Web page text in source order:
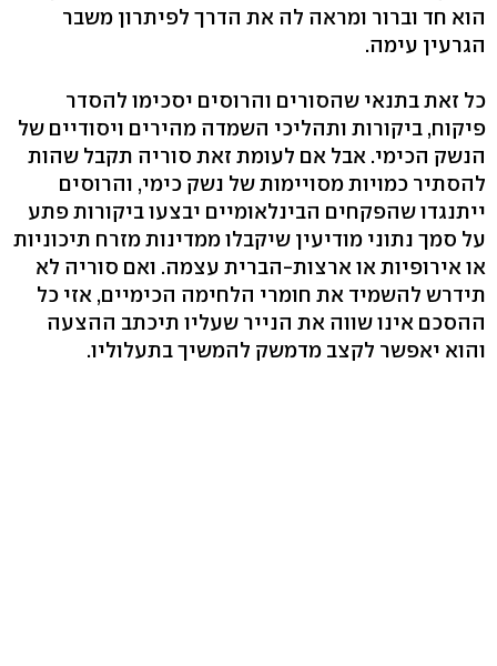
הוא חד וברור ומראה לה את הדרך לפיתרון משבר
הגרעין עימה.
כל זאת בתנאי שהסורים והרוסים יסכימו להסדר
פיקוח, ביקורות ותהליכי השמדה מהירים ויסודיים של
הנשק הכימי. אבל אם לעומת זאת סוריה תקבל שהות
להסתיר כמויות מסויימות של נשק כימי, והרוסים
ייתנגדו שהפקחים הבינלאומיים יבצעו ביקורות פתע
על סמך נתוני מודיעין שיקבלו ממדינות מזרח תיכוניות
או אירופיות או ארצות-הברית עצמה. ואם סוריה לא
תידרש להשמיד את חומרי הלחימה הכימיים, אזי כל
ההסכם אינו שווה את הנייר שעליו תיכתב ההצעה
והוא יאפשר לקצב מדמשק להמשיך בתעלוליו.